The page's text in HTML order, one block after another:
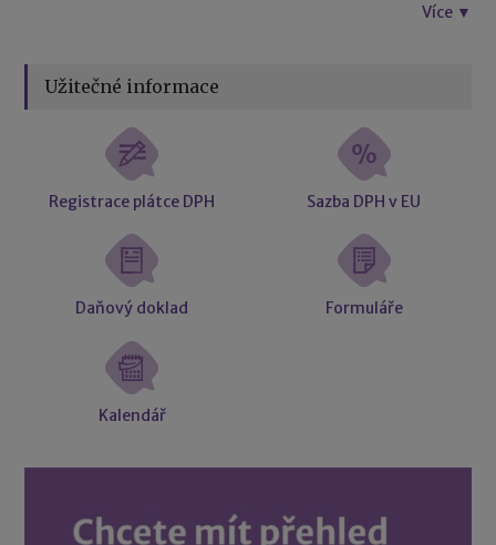
Více ▼
Užitečné informace
Registrace plátce DPH Sazba DPH v EU
Daňový doklad Formuláře
Kalendář